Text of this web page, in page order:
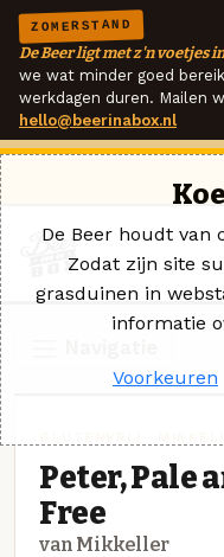
ZOMERSTAND
De Beer ligt met z'n voetjes
we wat minder goed
werkdagen duren. Mailen
hello@beerinabox.nl
Peter, Pale
Free
van Mikkeller
De Beer houdt van
Zodat zijn site
grasduinen in
informatie
Voorkeuren